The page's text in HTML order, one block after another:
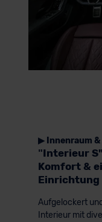
▶ Innenraum
ʺInterieur
Komfort &
Einrichtung
Aufgelockert
Interieur mit